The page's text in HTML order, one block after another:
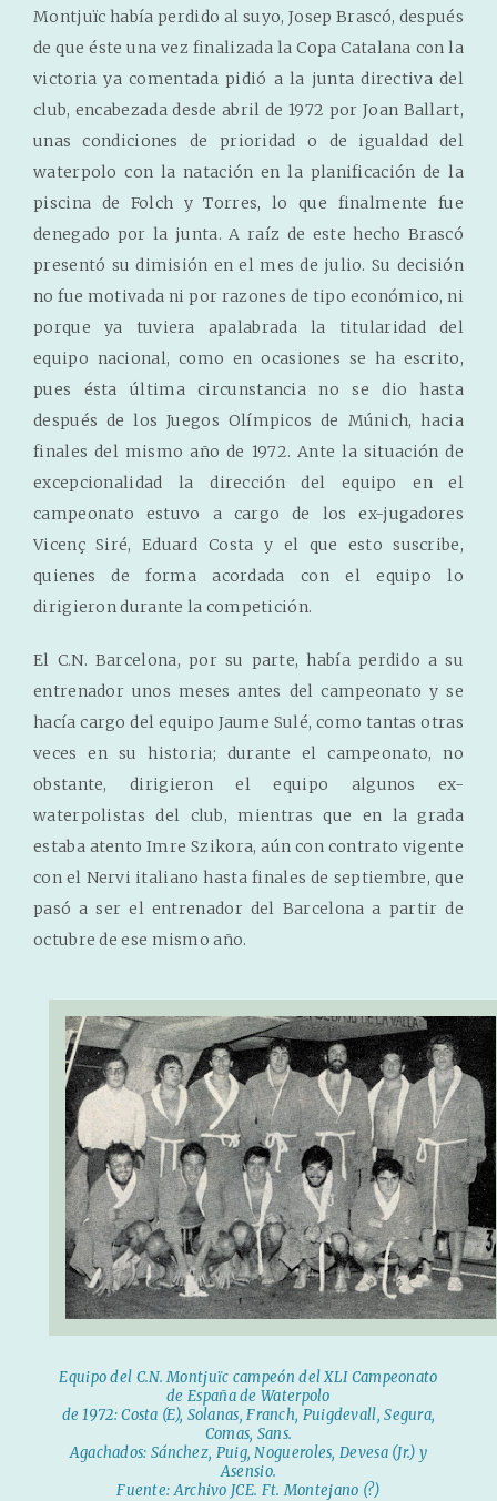
Montjuïc había perdido al suyo, Josep Brascó, después
de que éste una vez finalizada la Copa Catalana con la
victoria ya comentada pidió a la junta directiva del
club, encabezada desde abril de 1972 por Joan Ballart,
unas condiciones de prioridad o de igualdad del
waterpolo con la natación en la planificación de la
piscina de Folch y Torres, lo que finalmente fue
denegado por la junta. A raíz de este hecho Brascó
presentó su dimisión en el mes de julio. Su decisión
no fue motivada ni por razones de tipo económico, ni
porque ya tuviera apalabrada la titularidad del
equipo nacional, como en ocasiones se ha escrito,
pues ésta última circunstancia no se dio hasta
después de los Juegos Olímpicos de Múnich, hacia
finales del mismo año de 1972. Ante la situación de
excepcionalidad la dirección del equipo en el
campeonato estuvo a cargo de los ex-jugadores
Vicenç Siré, Eduard Costa y el que esto suscribe,
quienes de forma acordada con el equipo lo
dirigieron durante la competición.
El C.N. Barcelona, ​​por su parte, había perdido a su
entrenador unos meses antes del campeonato y se
hacía cargo del equipo Jaume Sulé, como tantas otras
veces en su historia; durante el campeonato, no
obstante, dirigieron el equipo algunos ex-
waterpolistas del club, mientras que en la grada
estaba atento Imre Szikora, aún con contrato vigente
con el Nervi italiano hasta finales de septiembre, que
pasó a ser el entrenador del Barcelona a partir de
octubre de ese mismo año.
Equipo del C.N. Montjuïc campeón del XLI Campeonato
de España de Waterpolo
de 1972: Costa (E), Solanas, Franch, Puigdevall, Segura,
Comas, Sans.
Agachados: Sánchez, Puig, Nogueroles, Devesa (Jr.) y
Asensio.
Fuente: Archivo JCE. Ft. Montejano (?)